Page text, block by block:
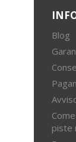
Blog
piste